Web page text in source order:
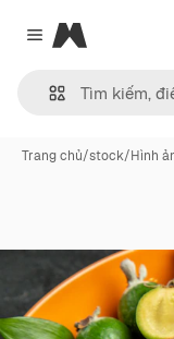
Close menu
Magnific
Trang chủ/stock/Hình